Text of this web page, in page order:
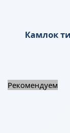
Камлок
Рекомендуем